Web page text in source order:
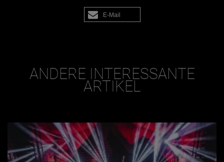
E-Mail
ANDERE INTERESSANTE
ARTIKEL